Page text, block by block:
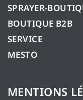
SPRAYER-
BOUTIQUE B2B
SERVICE
MESTO
MENTIONS